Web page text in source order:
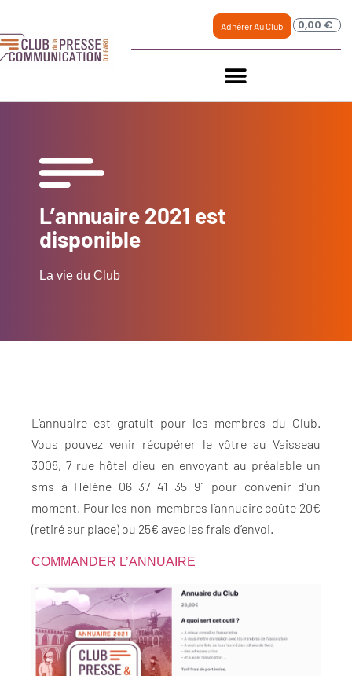
Adhérer Au Club 0,00 €
L’annuaire 2021 est
disponible
La vie du Club
L’annuaire est gratuit pour les membres du Club.
Vous pouvez venir récupérer le vôtre au Vaisseau
3008, 7 rue hôtel dieu en envoyant au préalable un
sms à Hélène 06 37 41 35 91 pour convenir d’un
moment. Pour les non-membres l’annuaire coûte 20€
(retiré sur place) ou 25€ avec les frais d’envoi.
COMMANDER L’ANNUAIRE